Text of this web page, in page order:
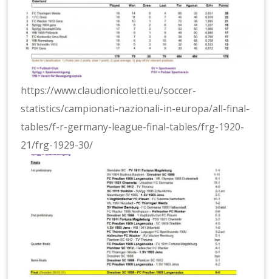
https://www.claudionicoletti.eu/soccer-
statistics/campionati-nazionali-in-europa/all-final-
tables/f-r-germany-league-final-tables/frg-1920-
21/frg-1929-30/